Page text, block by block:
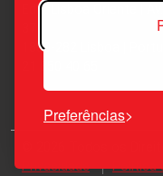
Preferências
Edif. Lisboa Oriente |
1800-282 Lisboa |
Privacidade
Política